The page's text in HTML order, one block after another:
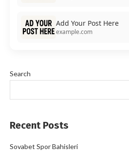
Add Your Post Here
example.com
Search
Recent Posts
Sovabet Spor Bahisleri